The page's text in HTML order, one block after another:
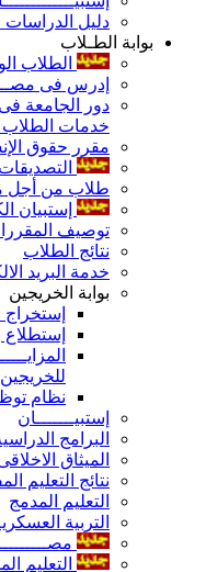
دليل الدراسات
بوابة الطـلاب
الطلاب
إدرس فى
دور الجامعة
خدمات الطلاب
مقرر حقوق
طلاب من أجل
إستبيان
توصيف
نتائج الطلاب
خدمة البريد
بوابة الخريجين
إستطلاع
للخريجين
نظام
إستبيـــــــان
البرامج
الميثاق
نتائج التعليم
التعليم المدمج
التربية
التعليم